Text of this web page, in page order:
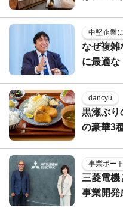
中堅企業
なぜ複雑
に最適な
dancyu
黒瀬ぶり
の豪華3
事業ポー
三菱電
事業開発